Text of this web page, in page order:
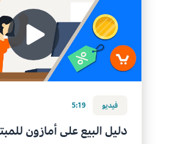
فيديو 5:19
دليل البيع على أمازون